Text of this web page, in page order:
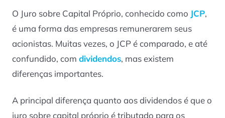
O Juro sobre Capital Próprio, conhecido como JCP,
é uma forma das empresas remunerarem seus
acionistas. Muitas vezes, o JCP é comparado, e até
confundido, com dividendos, mas existem
diferenças importantes.
A principal diferença quanto aos dividendos é que o
juro sobre capital próprio é tributado para os